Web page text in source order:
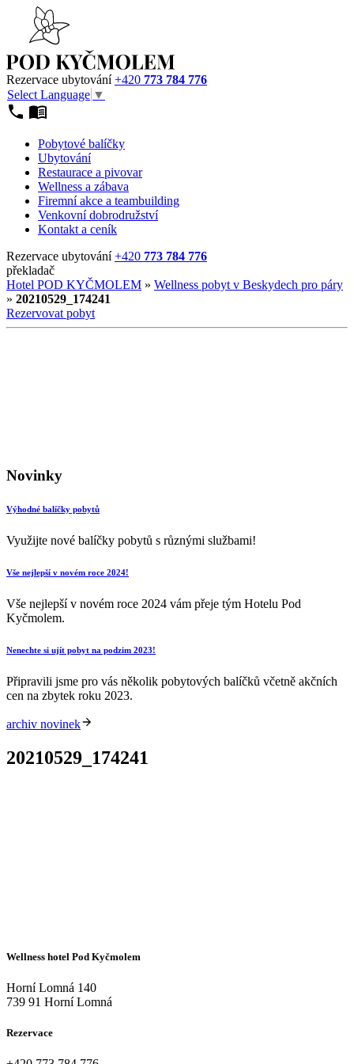
Rezervace ubytování+420 773 784 776
Select Language ▼
Pobytové balíčky
Ubytování
Restaurace a pivovar
Wellness a zábava
Firemní akce a teambuilding
Venkovní dobrodružství
Kontakt a ceník
Rezervace ubytování+420 773 784 776
překladač
Hotel POD KYČMOLEM » Wellness pobyt v Beskydech pro páry
» 20210529_174241
Rezervovat pobyt
Novinky
Výhodné balíčky pobytů
Využijte nové balíčky pobytů s různými službami!
Vše nejlepší v novém roce 2024!
Vše nejlepší v novém roce 2024 vám přeje tým Hotelu Pod
Kyčmolem.
Nenechte si ujít pobyt na podzim 2023!
Připravili jsme pro vás několik pobytových balíčků včetně akčních
cen na zbytek roku 2023.
archiv novinek
20210529_174241
Wellness hotel Pod Kyčmolem
Horní Lomná 140
739 91 Horní Lomná
Rezervace